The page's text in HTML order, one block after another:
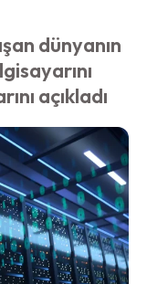
dünyanın
açıkladı